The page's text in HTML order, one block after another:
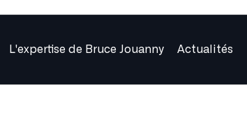
L'expertise de Bruce Jouanny Actualités